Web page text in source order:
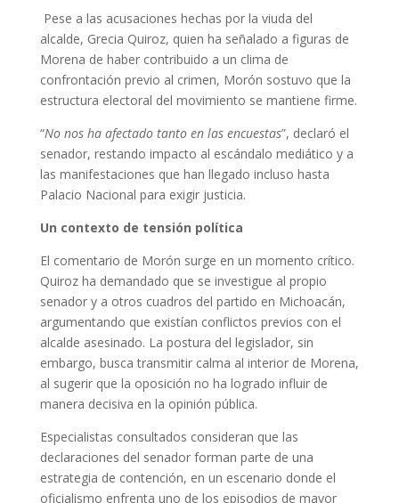
Pese a las acusaciones hechas por la viuda del
alcalde, Grecia Quiroz, quien ha señalado a figuras de
Morena de haber contribuido a un clima de
confrontación previo al crimen, Morón sostuvo que la
estructura electoral del movimiento se mantiene firme.
“No nos ha afectado tanto en las encuestas”, declaró el
senador, restando impacto al escándalo mediático y a
las manifestaciones que han llegado incluso hasta
Palacio Nacional para exigir justicia.
Un contexto de tensión política
El comentario de Morón surge en un momento crítico.
Quiroz ha demandado que se investigue al propio
senador y a otros cuadros del partido en Michoacán,
argumentando que existían conflictos previos con el
alcalde asesinado. La postura del legislador, sin
embargo, busca transmitir calma al interior de Morena,
al sugerir que la oposición no ha logrado influir de
manera decisiva en la opinión pública.
Especialistas consultados consideran que las
declaraciones del senador forman parte de una
estrategia de contención, en un escenario donde el
oficialismo enfrenta uno de los episodios de mayor